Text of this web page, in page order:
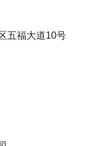
五福大道10号